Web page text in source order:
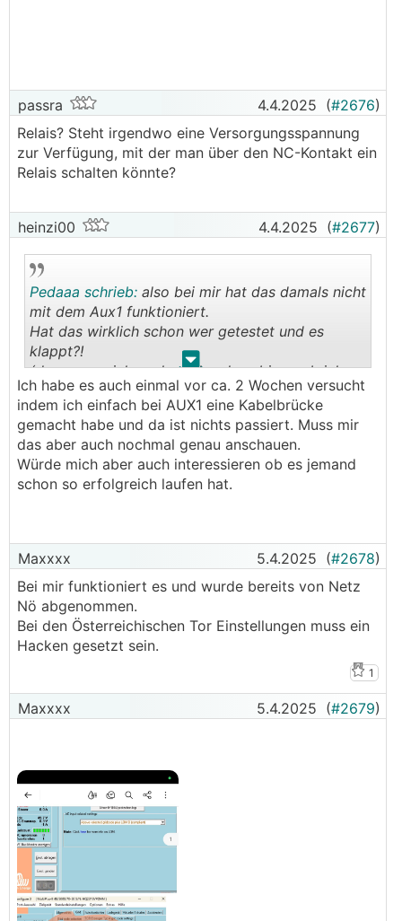
passra 4.4.2025 (#2676)
Relais? Steht irgendwo eine Versorgungsspannung
zur Verfügung, mit der man über den NC-Kontakt ein
Relais schalten könnte?
heinzi00 4.4.2025 (#2677)
. .
Pedaaa schrieb: also bei mir hat das damals nicht
mit dem Aux1 funktioniert.
Hat das wirklich schon wer getestet und es
klappt?!
(dann muss ich auch nochmal probiern, ob ich
das hinbekomme...)
Ich habe es auch einmal vor ca. 2 Wochen versucht
indem ich einfach bei AUX1 eine Kabelbrücke
gemacht habe und da ist nichts passiert. Muss mir
das aber auch nochmal genau anschauen.
Würde mich aber auch interessieren ob es jemand
schon so erfolgreich laufen hat.
Maxxxx 5.4.2025 (#2678)
Bei mir funktioniert es und wurde bereits von Netz
Nö abgenommen.
Bei den Österreichischen Tor Einstellungen muss ein
Hacken gesetzt sein.
1
Maxxxx 5.4.2025 (#2679)